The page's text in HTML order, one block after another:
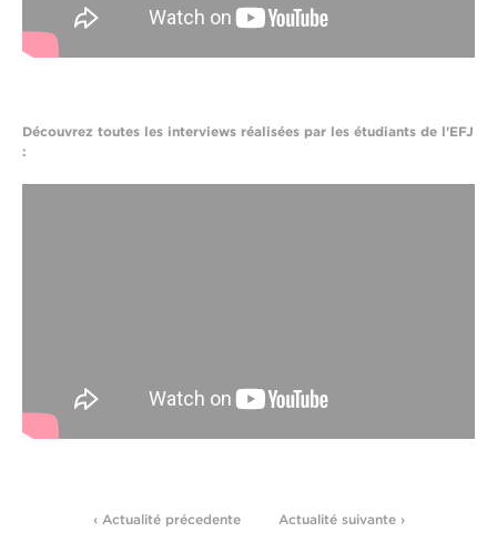
Découvrez toutes les interviews réalisées par les étudiants de l'EFJ
:
‹ Actualité précedente Actualité suivante ›